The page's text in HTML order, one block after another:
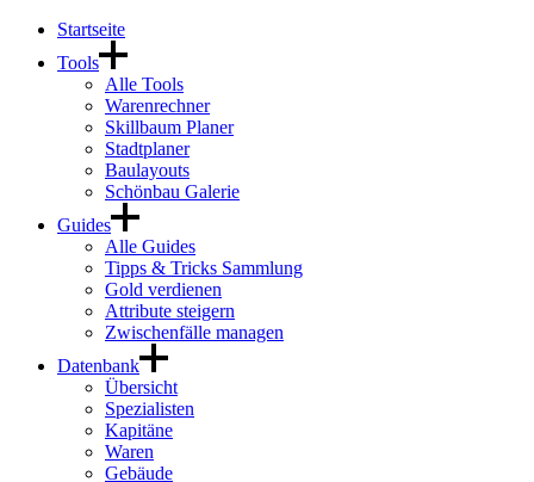
Startseite
Tools
Alle Tools
Warenrechner
Skillbaum Planer
Stadtplaner
Baulayouts
Schönbau Galerie
Guides
Alle Guides
Tipps & Tricks Sammlung
Gold verdienen
Attribute steigern
Zwischenfälle managen
Datenbank
Übersicht
Spezialisten
Kapitäne
Waren
Gebäude